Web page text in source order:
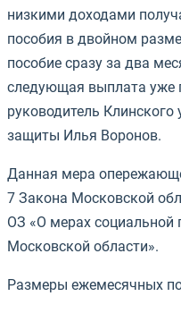
низкими доходами
пособия в двойном
пособие сразу за два
следующая выплата уже
руководитель
защиты Илья Воронов.
Данная мера
7 Закона Московской
ОЗ «О мерах социальной
Московской области».
Размеры ежемесячных